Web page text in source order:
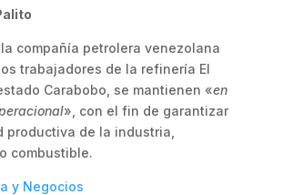
compañía petrolera venezolana
trabajadores de la refinería El
Carabobo, se mantienen «en
», con el fin de garantizar
productiva de la industria,
combustible.
y Negocios